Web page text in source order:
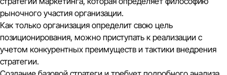
рыночного участия организации.
Как только организация определит свою цель
позиционирования, можно приступать к реализации с
учетом конкурентных преимуществ и тактики внедрения
стратегии.